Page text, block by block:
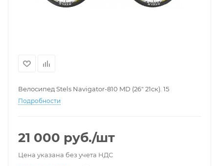
Велосипед Stels Navigator-810 MD (26" 21ск). 15
Подробности
21 000 руб./шт
Цена указана без учета НДС